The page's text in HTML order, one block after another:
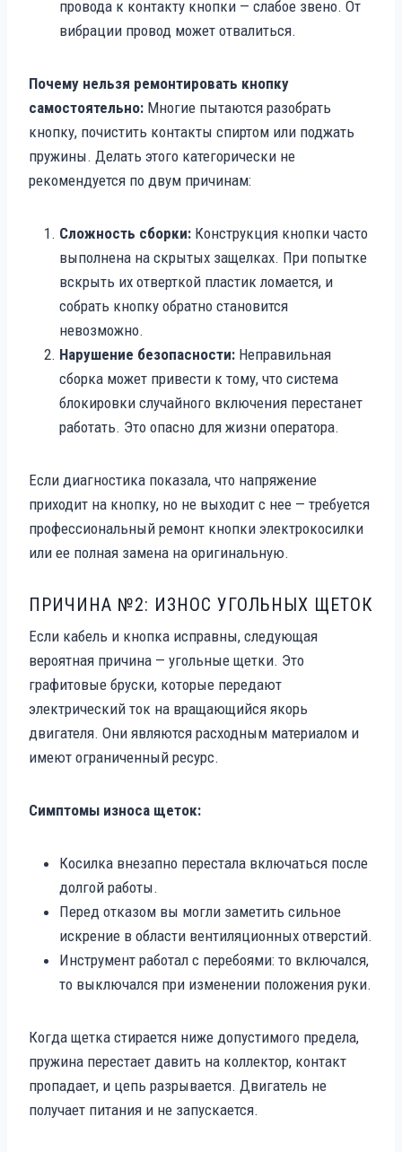
провода к контакту кнопки — слабое звено. От
вибрации провод может отвалиться.
Почему нельзя ремонтировать кнопку
самостоятельно: Многие пытаются разобрать
кнопку, почистить контакты спиртом или поджать
пружины. Делать этого категорически не
рекомендуется по двум причинам:
Сложность сборки: Конструкция кнопки часто
выполнена на скрытых защелках. При попытке
вскрыть их отверткой пластик ломается, и
собрать кнопку обратно становится
невозможно.
Нарушение безопасности: Неправильная
сборка может привести к тому, что система
блокировки случайного включения перестанет
работать. Это опасно для жизни оператора.
Если диагностика показала, что напряжение
приходит на кнопку, но не выходит с нее — требуется
профессиональный ремонт кнопки электрокосилки
или ее полная замена на оригинальную.
ПРИЧИНА №2: ИЗНОС УГОЛЬНЫХ ЩЕТОК
Если кабель и кнопка исправны, следующая
вероятная причина — угольные щетки. Это
графитовые бруски, которые передают
электрический ток на вращающийся якорь
двигателя. Они являются расходным материалом и
имеют ограниченный ресурс.
Симптомы износа щеток:
Косилка внезапно перестала включаться после
долгой работы.
Перед отказом вы могли заметить сильное
искрение в области вентиляционных отверстий.
Инструмент работал с перебоями: то включался,
то выключался при изменении положения руки.
Когда щетка стирается ниже допустимого предела,
пружина перестает давить на коллектор, контакт
пропадает, и цепь разрывается. Двигатель не
получает питания и не запускается.